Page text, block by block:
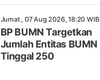
Jumat , 07 Aug 2026, 18:20 WIB
BP BUMN Targetkan
Jumlah Entitas BUMN
Tinggal 250